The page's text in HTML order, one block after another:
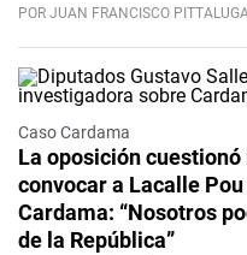
POR JUAN FRANCISCO
Caso Cardama
La oposición
convocar a Lacalle
Cardama: “Nosotros
de la República”